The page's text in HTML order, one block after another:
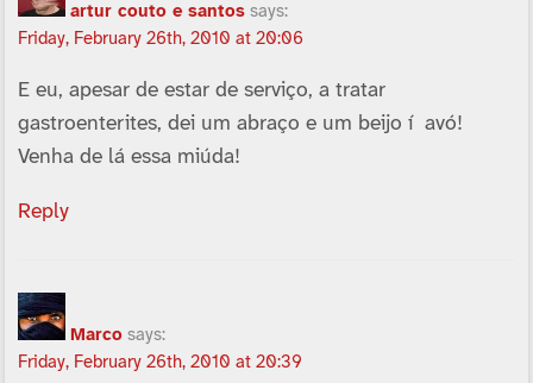
artur couto e santos says:
Friday, February 26th, 2010 at 20:06
E eu, apesar de estar de serviço, a tratar
gastroenterites, dei um abraço e um beijo í avó!
Venha de lá essa miúda!
Reply
Marco says:
Friday, February 26th, 2010 at 20:39